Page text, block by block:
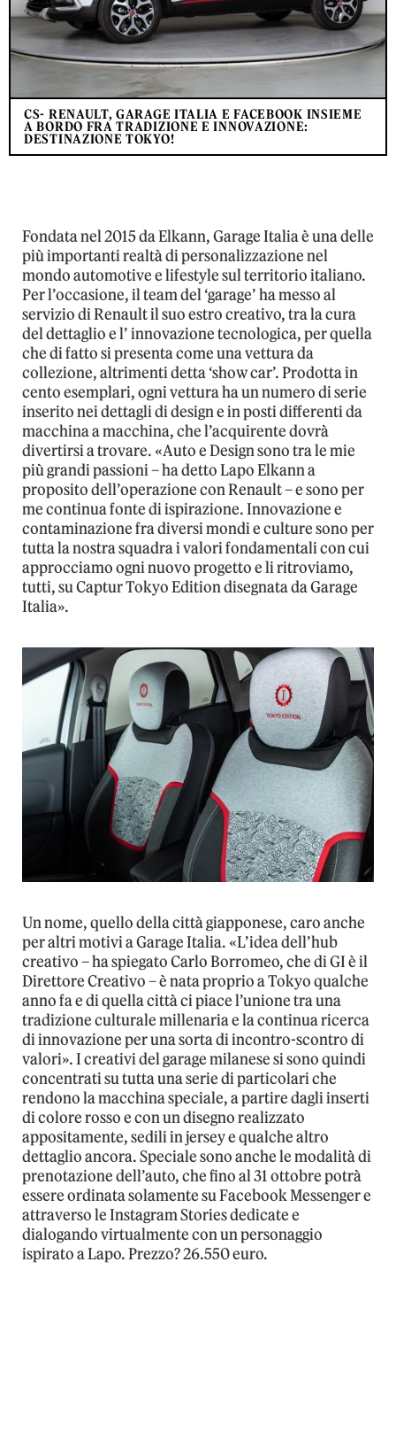
CS- RENAULT, GARAGE ITALIA E FACEBOOK INSIEME
A BORDO FRA TRADIZIONE E INNOVAZIONE:
DESTINAZIONE TOKYO!
Fondata nel 2015 da Elkann, Garage Italia è una delle
più importanti realtà di personalizzazione nel
mondo automotive e lifestyle sul territorio italiano.
Per l’occasione, il team del ‘garage’ ha messo al
servizio di Renault il suo estro creativo, tra la cura
del dettaglio e l’ innovazione tecnologica, per quella
che di fatto si presenta come una vettura da
collezione, altrimenti detta ‘show car’. Prodotta in
cento esemplari, ogni vettura ha un numero di serie
inserito nei dettagli di design e in posti differenti da
macchina a macchina, che l’acquirente dovrà
divertirsi a trovare. «Auto e Design sono tra le mie
più grandi passioni – ha detto Lapo Elkann a
proposito dell’operazione con Renault – e sono per
me continua fonte di ispirazione. Innovazione e
contaminazione fra diversi mondi e culture sono per
tutta la nostra squadra i valori fondamentali con cui
approcciamo ogni nuovo progetto e li ritroviamo,
tutti, su Captur Tokyo Edition disegnata da Garage
Italia».
Un nome, quello della città giapponese, caro anche
per altri motivi a Garage Italia. «L’idea dell’hub
creativo – ha spiegato Carlo Borromeo, che di GI è il
Direttore Creativo – è nata proprio a Tokyo qualche
anno fa e di quella città ci piace l’unione tra una
tradizione culturale millenaria e la continua ricerca
di innovazione per una sorta di incontro-scontro di
valori». I creativi del garage milanese si sono quindi
concentrati su tutta una serie di particolari che
rendono la macchina speciale, a partire dagli inserti
di colore rosso e con un disegno realizzato
appositamente, sedili in jersey e qualche altro
dettaglio ancora. Speciale sono anche le modalità di
prenotazione dell’auto, che fino al 31 ottobre potrà
essere ordinata solamente su Facebook Messenger e
attraverso le Instagram Stories dedicate e
dialogando virtualmente con un personaggio
ispirato a Lapo. Prezzo? 26.550 euro.